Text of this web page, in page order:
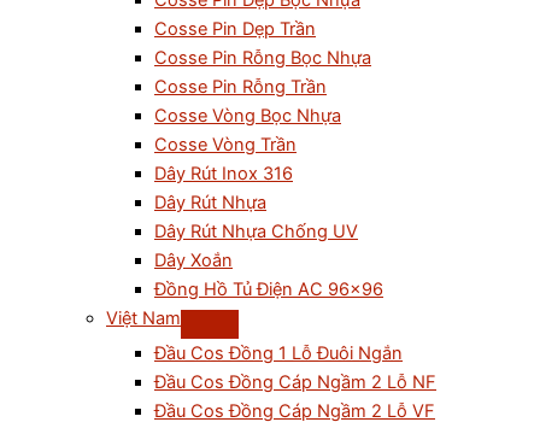
Cosse Pin Dẹp Trần
Cosse Pin Rỗng Bọc Nhựa
Cosse Pin Rỗng Trần
Cosse Vòng Bọc Nhựa
Cosse Vòng Trần
Dây Rút Inox 316
Dây Rút Nhựa
Dây Rút Nhựa Chống UV
Dây Xoắn
Đồng Hồ Tủ Điện AC 96×96
Việt Nam
Đầu Cos Đồng 1 Lỗ Đuôi Ngắn
Đầu Cos Đồng Cáp Ngầm 2 Lỗ NF
Đầu Cos Đồng Cáp Ngầm 2 Lỗ VF